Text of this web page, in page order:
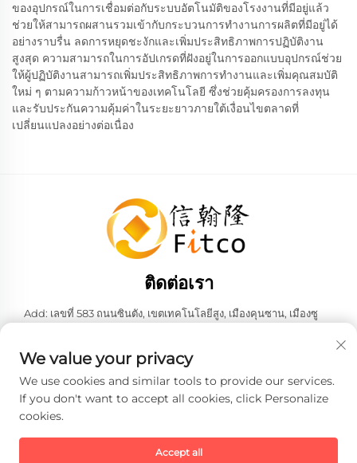
ของอุปกรณ์ในการเชื่อมต่อกับระบบอัตโนมัติของโรงงานที่มีอยู่แล้ว
ช่วยให้สามารถผสานรวมเข้ากับกระบวนการทำงานการผลิตที่มีอยู่ได้
อย่างราบรื่น ลดการหยุดชะงักและเพิ่มประสิทธิภาพการปฏิบัติงาน
สูงสุด ความสามารถในการอัปเกรดที่ฝังอยู่ในการออกแบบอุปกรณ์ช่วย
ให้ผู้ปฏิบัติงานสามารถเพิ่มประสิทธิภาพการทำงานและเพิ่มคุณสมบัติ
ใหม่ ๆ ตามความก้าวหน้าของเทคโนโลยี ซึ่งช่วยคุ้มครองการลงทุน
และรับประกันความคุ้มค่าในระยะยาวภายใต้เงื่อนไขตลาดที่
เปลี่ยนแปลงอย่างต่อเนื่อง
ติดต่อเรา
Add: เลขที่ 583 ถนนซินตัง, เขตเทคโนโลยีสูง, เมืองคุนซาน, เมืองซู
โทรศัพท์:+86-137 6186 0079
อีเมล:[email protected]
นโยบายความเป็นส่วนตัว
We value your privacy
We use cookies and similar tools to provide our services.
If you don't want to accept all cookies, click Personalize
cookies.
Accept all